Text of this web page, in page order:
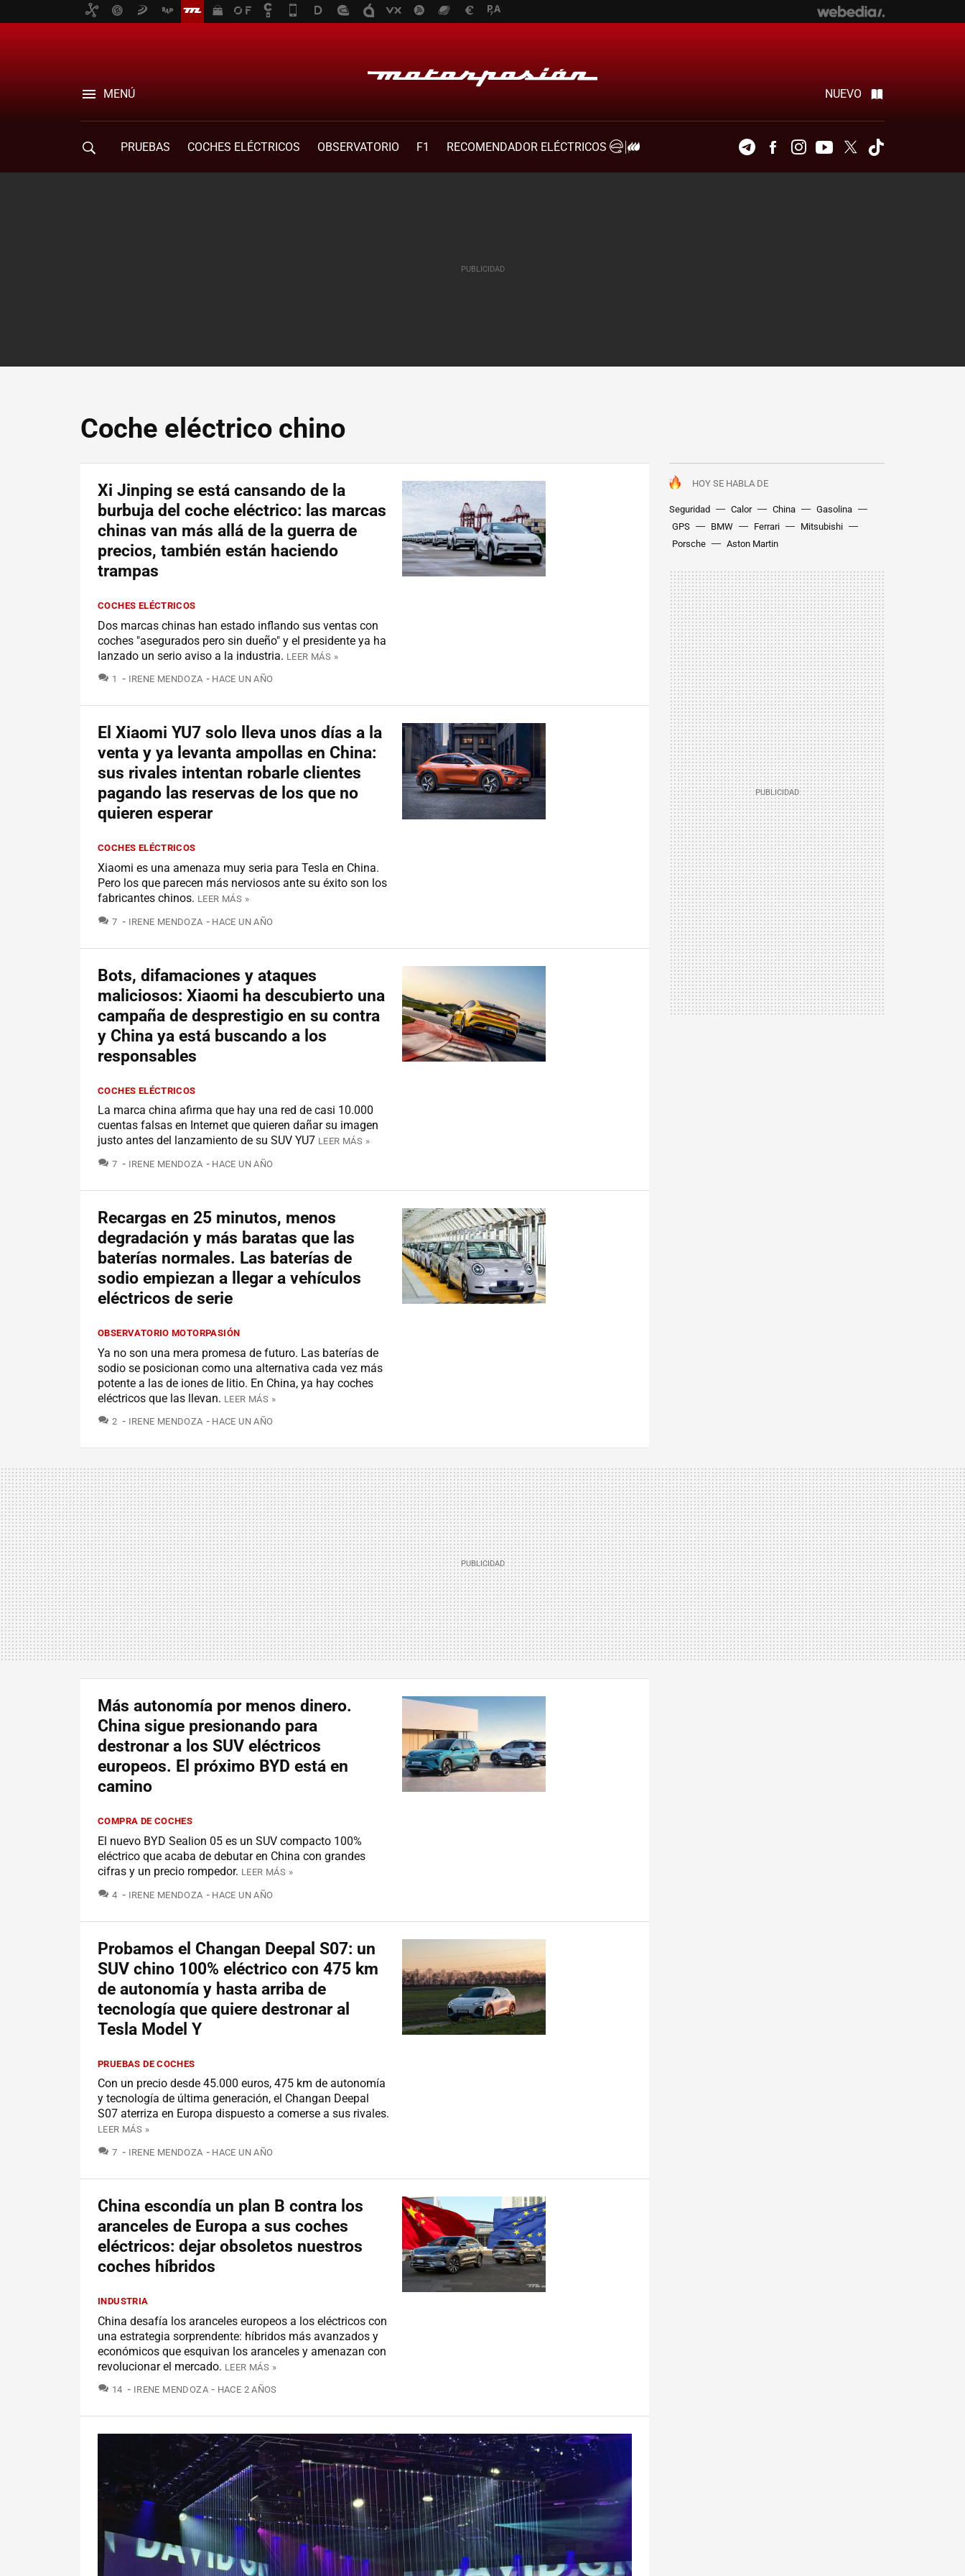
MENÚ NUEVO
PRUEBAS COCHES ELÉCTRICOS OBSERVATORIO F1
RECOMENDADOR ELÉCTRICOS
TelegramFacebookInstagramYoutubeTwitter
Coche eléctrico chino
HOY SE HABLA DE
Seguridad Calor China
Gasolina
GPS
BMW Ferrari
Mitsubishi
Porsche
Aston Martin
Xi Jinping se está cansando de la
burbuja del coche eléctrico: las marcas
chinas van más allá de la guerra de
precios, también están haciendo
trampas
COCHES ELÉCTRICOS
Dos marcas chinas han estado inflando sus ventas con
coches "asegurados pero sin dueño" y el presidente ya ha
lanzado un serio aviso a la industria. LEER MÁS »
1 COMENTARIOS
IRENE MENDOZA HACE UN AÑO
El Xiaomi YU7 solo lleva unos días a la
venta y ya levanta ampollas en China:
sus rivales intentan robarle clientes
pagando las reservas de los que no
quieren esperar
COCHES ELÉCTRICOS
Xiaomi es una amenaza muy seria para Tesla en China.
Pero los que parecen más nerviosos ante su éxito son los
fabricantes chinos. LEER MÁS »
7 COMENTARIOS
IRENE MENDOZA HACE UN AÑO
Bots, difamaciones y ataques
maliciosos: Xiaomi ha descubierto una
campaña de desprestigio en su contra
y China ya está buscando a los
responsables
COCHES ELÉCTRICOS
La marca china afirma que hay una red de casi 10.000
cuentas falsas en Internet que quieren dañar su imagen
justo antes del lanzamiento de su SUV YU7 LEER MÁS »
7 COMENTARIOS
IRENE MENDOZA HACE UN AÑO
Recargas en 25 minutos, menos
degradación y más baratas que las
baterías normales. Las baterías de
sodio empiezan a llegar a vehículos
eléctricos de serie
OBSERVATORIO MOTORPASIÓN
Ya no son una mera promesa de futuro. Las baterías de
sodio se posicionan como una alternativa cada vez más
potente a las de iones de litio. En China, ya hay coches
eléctricos que las llevan. LEER MÁS »
2 COMENTARIOS
IRENE MENDOZA HACE UN AÑO
Más autonomía por menos dinero.
China sigue presionando para
destronar a los SUV eléctricos
europeos. El próximo BYD está en
camino
COMPRA DE COCHES
El nuevo BYD Sealion 05 es un SUV compacto 100%
eléctrico que acaba de debutar en China con grandes
cifras y un precio rompedor. LEER MÁS »
4 COMENTARIOS
IRENE MENDOZA HACE UN AÑO
Probamos el Changan Deepal S07: un
SUV chino 100% eléctrico con 475 km
de autonomía y hasta arriba de
tecnología que quiere destronar al
Tesla Model Y
PRUEBAS DE COCHES
Con un precio desde 45.000 euros, 475 km de autonomía
y tecnología de última generación, el Changan Deepal
S07 aterriza en Europa dispuesto a comerse a sus rivales.
LEER MÁS »
7 COMENTARIOS
IRENE MENDOZA HACE UN AÑO
China escondía un plan B contra los
aranceles de Europa a sus coches
eléctricos: dejar obsoletos nuestros
coches híbridos
INDUSTRIA
China desafía los aranceles europeos a los eléctricos con
una estrategia sorprendente: híbridos más avanzados y
económicos que esquivan los aranceles y amenazan con
revolucionar el mercado. LEER MÁS »
14 COMENTARIOS
IRENE MENDOZA HACE 2 AÑOS